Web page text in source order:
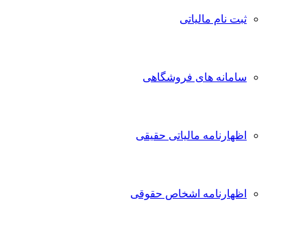
ثبت نام مالیاتی
سامانه های فروشگاهی
اظهارنامه مالیاتی حقیقی
اظهارنامه اشخاص حقوقی